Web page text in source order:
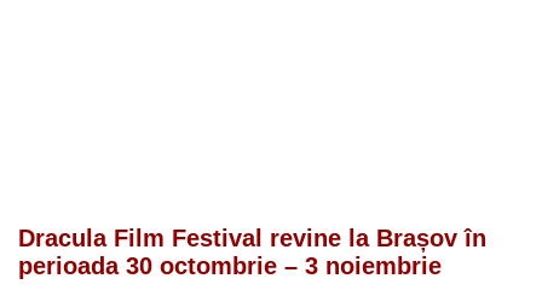
Dracula Film Festival revine la Brașov în
perioada 30 octombrie – 3 noiembrie